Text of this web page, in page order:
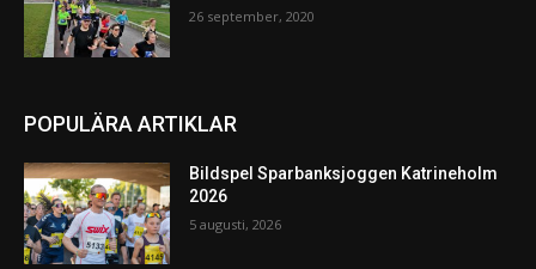
26 september, 2020
POPULÄRA ARTIKLAR
Bildspel Sparbanksjoggen Katrineholm
2026
5 augusti, 2026